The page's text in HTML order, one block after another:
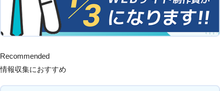
Recommended
情報収集におすすめ